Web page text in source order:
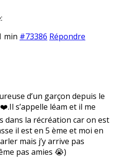
min #73386 Répondre
d’un garçon depuis le
s’appelle léam et il me
dans la récréation car on est
il est en 5 ème et moi en
mais j’y arrive pas
pas amies 😭)